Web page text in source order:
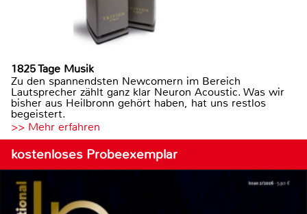
1825 Tage Musik
Zu den spannendsten Newcomern im Bereich
Lautsprecher zählt ganz klar Neuron Acoustic. Was wir
bisher aus Heilbronn gehört haben, hat uns restlos
begeistert.
>> Mehr erfahren
kostenloses Probeexemplar